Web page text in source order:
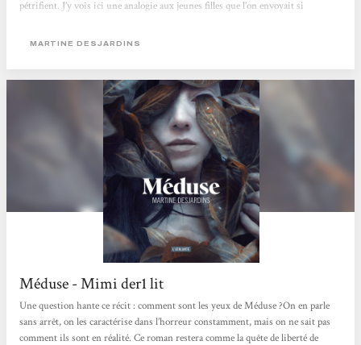
pétrifient. J’y vois ici une analogie aux jeunes filles que l’on envoyait si
attirait trop les convoitises de ces messieurs, si elle avait commis une faute
MARTINE DESJARDINS
Méduse - Mimi der1 lit
Une question hante ce récit : comment sont les yeux de Méduse ?On en parle
sans arrêt, on les caractérise dans l’horreur constamment, mais on ne sait pas
comment ils sont en réalité. Ce roman restera comme la quête de liberté de